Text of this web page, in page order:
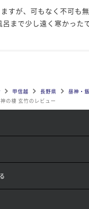
すが、可もなく不可も
呂まで少し遠く寒かった
甲信越 長野県
昼神・
の棲 玄竹のレビュー